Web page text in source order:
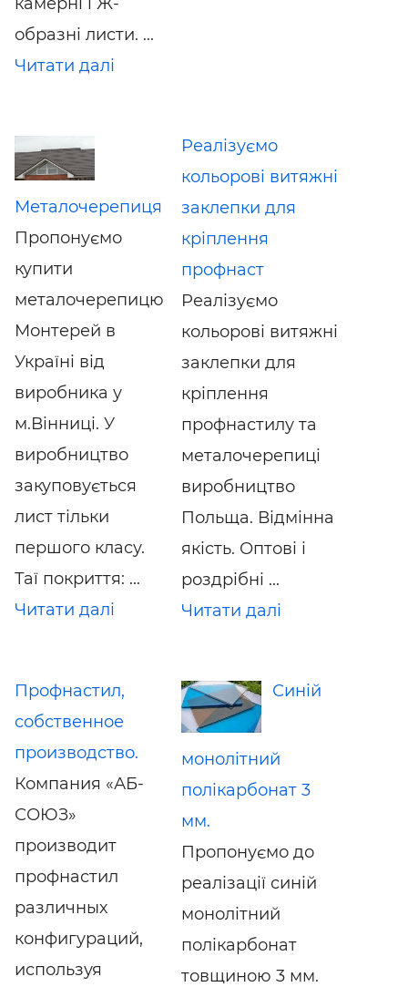
образні листи. ...
Читати далі
Металочерепиця
Пропонуємо
купити
металочерепицю
Монтерей в
Україні від
виробника у
м.Вінниці. У
виробництво
закуповується
лист тільки
першого класу.
Таї покриття: ...
Читати далі
Реалізуємо
кольорові витяжні
заклепки для
кріплення
профнаст
Реалізуємо
кольорові витяжні
заклепки для
кріплення
профнастилу та
металочерепиці
виробництво
Польща. Відмінна
якість. Оптові і
роздрібні ...
Читати далі
Профнастил,
собственное
производство.
Компания «АБ-
СОЮЗ»
производит
профнастил
различных
конфигураций,
используя
Синій
монолітний
полікарбонат 3
мм.
Пропонуємо до
реалізації синій
монолітний
полікарбонат
товщиною 3 мм.